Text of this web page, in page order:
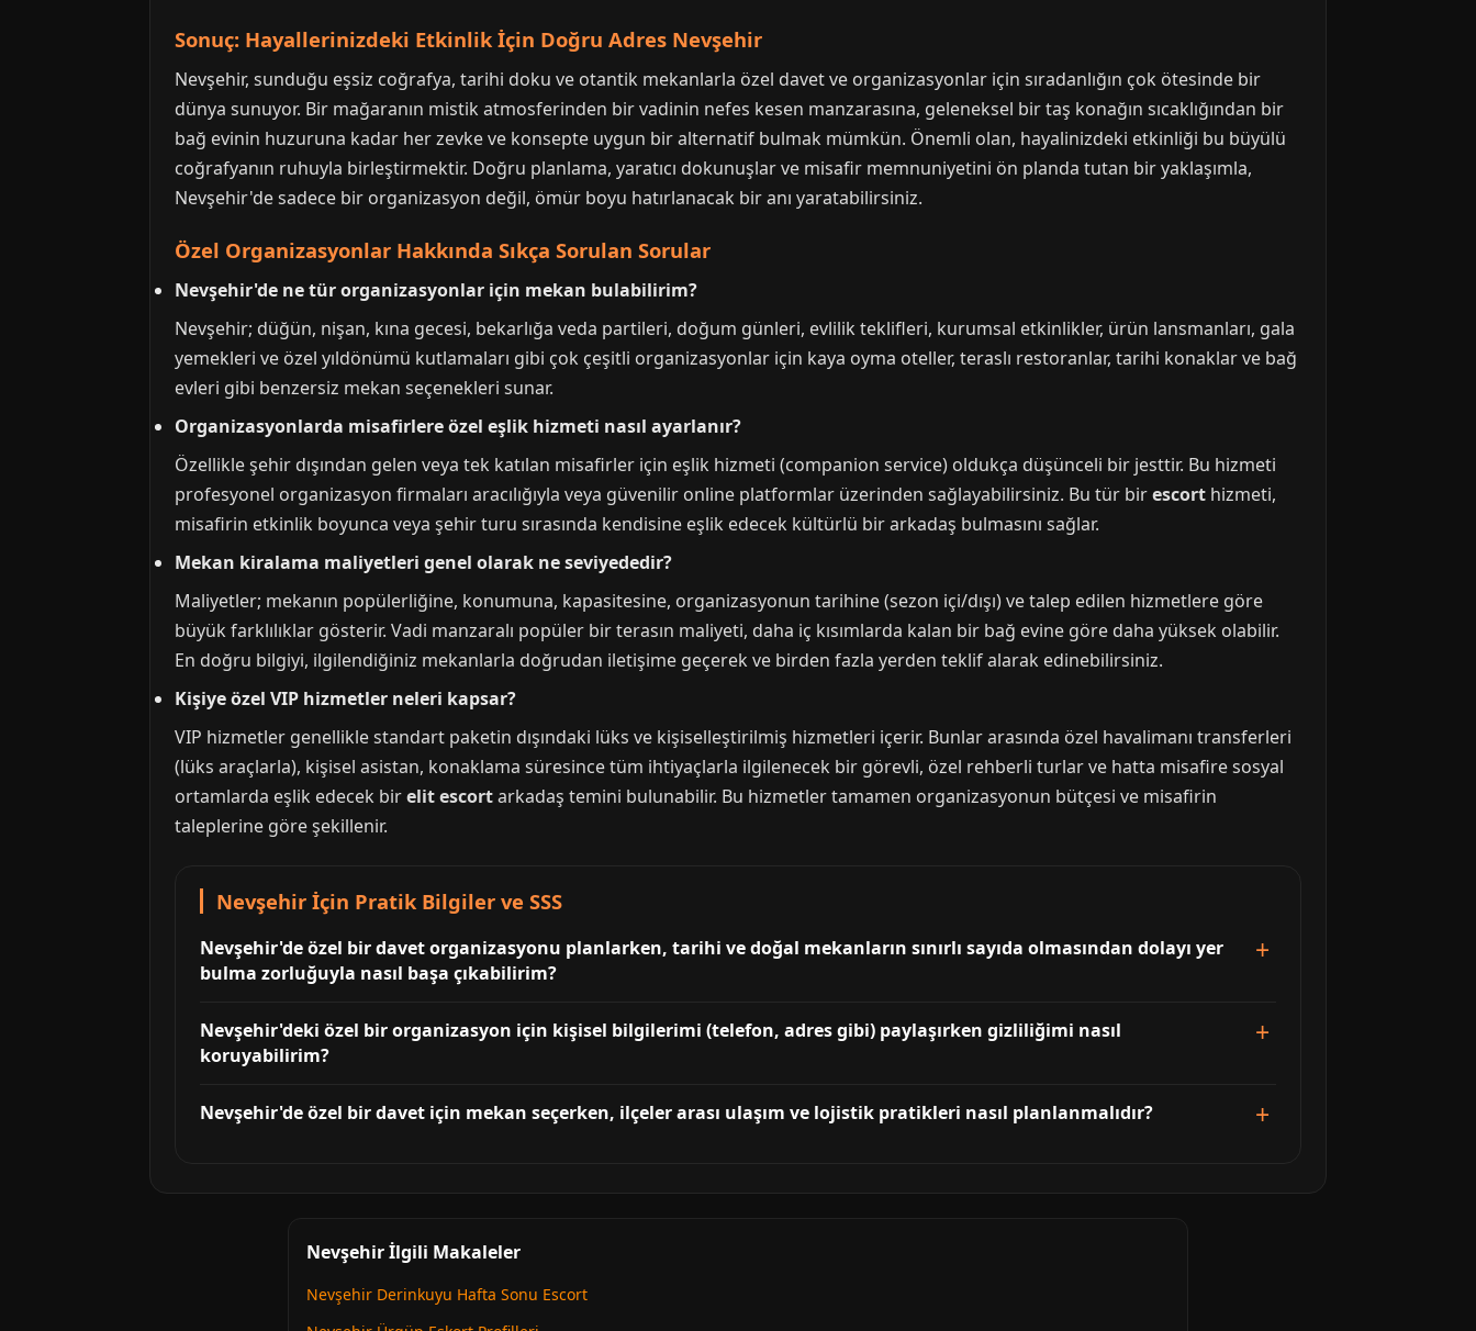
Sonuç: Hayallerinizdeki Etkinlik İçin Doğru Adres Nevşehir
Nevşehir, sunduğu eşsiz coğrafya, tarihi doku ve otantik mekanlarla özel davet ve organizasyonlar için sıradanlığın çok ötesinde bir
dünya sunuyor. Bir mağaranın mistik atmosferinden bir vadinin nefes kesen manzarasına, geleneksel bir taş konağın sıcaklığından bir
bağ evinin huzuruna kadar her zevke ve konsepte uygun bir alternatif bulmak mümkün. Önemli olan, hayalinizdeki etkinliği bu büyülü
coğrafyanın ruhuyla birleştirmektir. Doğru planlama, yaratıcı dokunuşlar ve misafir memnuniyetini ön planda tutan bir yaklaşımla,
Nevşehir'de sadece bir organizasyon değil, ömür boyu hatırlanacak bir anı yaratabilirsiniz.
Özel Organizasyonlar Hakkında Sıkça Sorulan Sorular
Nevşehir'de ne tür organizasyonlar için mekan bulabilirim?
Nevşehir; düğün, nişan, kına gecesi, bekarlığa veda partileri, doğum günleri, evlilik teklifleri, kurumsal etkinlikler, ürün lansmanları, gala
yemekleri ve özel yıldönümü kutlamaları gibi çok çeşitli organizasyonlar için kaya oyma oteller, teraslı restoranlar, tarihi konaklar ve bağ
evleri gibi benzersiz mekan seçenekleri sunar.
Organizasyonlarda misafirlere özel eşlik hizmeti nasıl ayarlanır?
Özellikle şehir dışından gelen veya tek katılan misafirler için eşlik hizmeti (companion service) oldukça düşünceli bir jesttir. Bu hizmeti
profesyonel organizasyon firmaları aracılığıyla veya güvenilir online platformlar üzerinden sağlayabilirsiniz. Bu tür birescort hizmeti,
misafirin etkinlik boyunca veya şehir turu sırasında kendisine eşlik edecek kültürlü bir arkadaş bulmasını sağlar.
Mekan kiralama maliyetleri genel olarak ne seviyededir?
Maliyetler; mekanın popülerliğine, konumuna, kapasitesine, organizasyonun tarihine (sezon içi/dışı) ve talep edilen hizmetlere göre
büyük farklılıklar gösterir. Vadi manzaralı popüler bir terasın maliyeti, daha iç kısımlarda kalan bir bağ evine göre daha yüksek olabilir.
En doğru bilgiyi, ilgilendiğiniz mekanlarla doğrudan iletişime geçerek ve birden fazla yerden teklif alarak edinebilirsiniz.
Kişiye özel VIP hizmetler neleri kapsar?
VIP hizmetler genellikle standart paketin dışındaki lüks ve kişiselleştirilmiş hizmetleri içerir. Bunlar arasında özel havalimanı transferleri
(lüks araçlarla), kişisel asistan, konaklama süresince tüm ihtiyaçlarla ilgilenecek bir görevli, özel rehberli turlar ve hatta misafire sosyal
ortamlarda eşlik edecek birelit escortarkadaş temini bulunabilir. Bu hizmetler tamamen organizasyonun bütçesi ve misafirin
taleplerine göre şekillenir.
Nevşehir İçin Pratik Bilgiler ve SSS
Nevşehir'de özel bir davet organizasyonu planlarken, tarihi ve doğal mekanların sınırlı sayıda olmasından dolayı yer
bulma zorluğuyla nasıl başa çıkabilirim?
Nevşehir'deki özel bir organizasyon için kişisel bilgilerimi (telefon, adres gibi) paylaşırken gizliliğimi nasıl
koruyabilirim?
Nevşehir'de özel bir davet için mekan seçerken, ilçeler arası ulaşım ve lojistik pratikleri nasıl planlanmalıdır?
Nevşehir İlgili Makaleler
Nevşehir Derinkuyu Hafta Sonu Escort